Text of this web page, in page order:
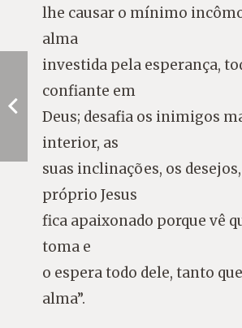
lhe causar o mínimo
alma
investida pela esperança,
confiante em
Deus; desafia os inimigos
interior, as
suas inclinações, os
próprio Jesus
fica apaixonado porque vê
toma e
o espera todo dele, tanto
alma”.